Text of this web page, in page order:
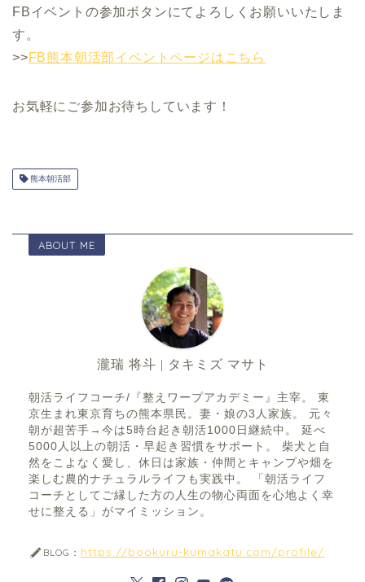
FBイベントの参加ボタンにてよろしくお願いいたしま
す。
>>FB熊本朝活部イベントページはこちら
お気軽にご参加お待ちしています！
熊本朝活部
ABOUT ME
瀧瑞 将斗 | タキミズ マサト
朝活ライフコーチ/『整えワープアカデミー』主宰。 東
京生まれ東京育ちの熊本県民。妻・娘の3人家族。 元々
朝が超苦手→今は5時台起き朝活1000日継続中。 延べ
5000人以上の朝活・早起き習慣をサポート。 柴犬と自
然をこよなく愛し、休日は家族・仲間とキャンプや畑を
楽しむ農的ナチュラルライフも実践中。 「朝活ライフ
コーチとしてご縁した方の人生の物心両面を心地よく幸
せに整える」がマイミッション。
BLOG： https://bookuru-kumakatu.com/profile/